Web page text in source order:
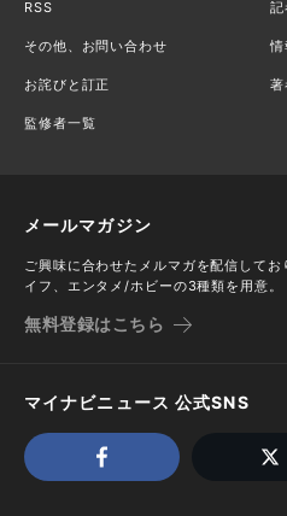
RSS 記
その他、お問い合わせ 情
お詫びと訂正 著
監修者一覧
メールマガジン
ご興味に合わせたメルマガを配信して
イフ、エンタメ/ホビーの3種類を用意。
無料登録はこちら
マイナビニュース 公式SNS